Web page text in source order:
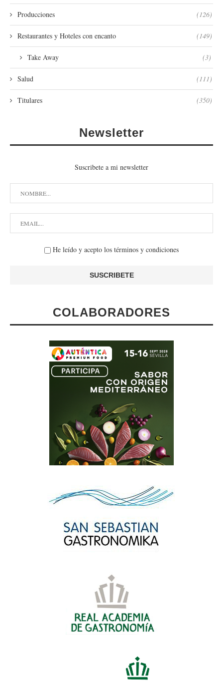
Producciones (126)
Restaurantes y Hoteles con encanto (149)
Take Away (3)
Salud (111)
Titulares (350)
Newsletter
Suscribete a mi newsletter
He leído y acepto los términos y condiciones
COLABORADORES